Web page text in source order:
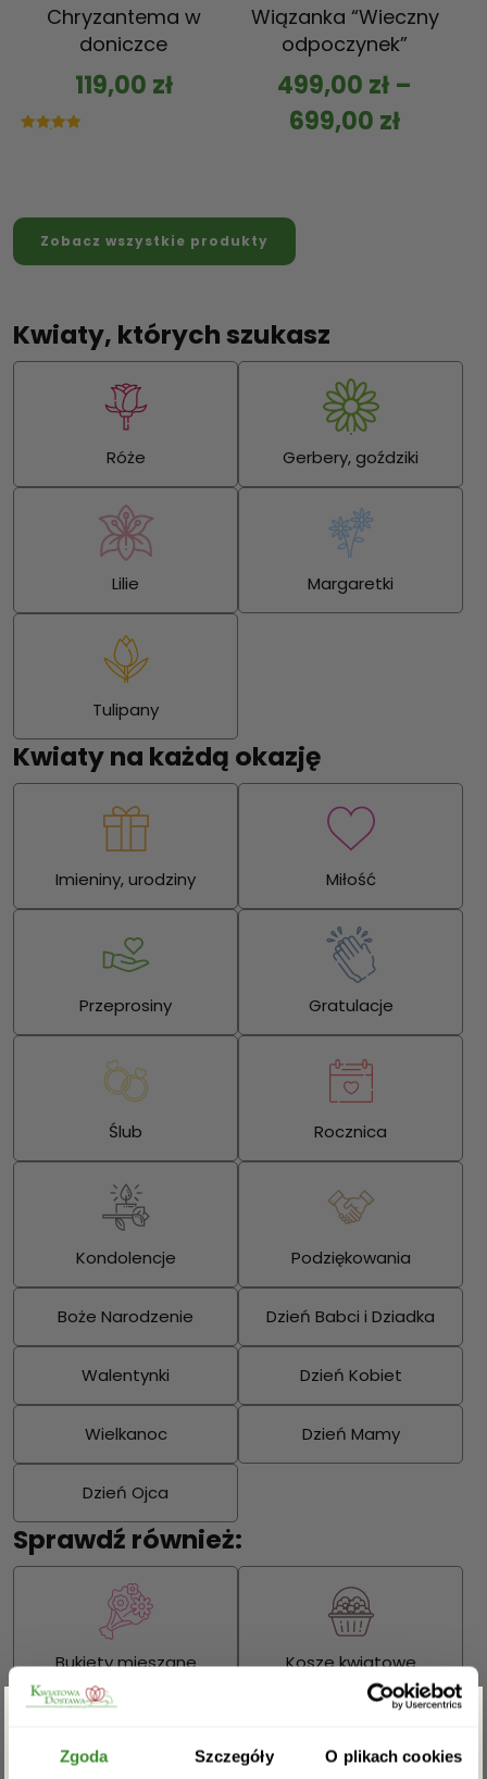
Zgoda Szczegóły O plikach cookies
Chryzantema w
doniczce
119,00 zł
Wiązanka “Wieczny
odpoczynek”
499,00 zł –
699,00 zł
Zobacz wszystkie produkty
Kwiaty, których szukasz
Róże Gerbery, goździki
Lilie Margaretki
Tulipany
Kwiaty na każdą okazję
Imieniny, urodziny Miłość
Przeprosiny Gratulacje
Ślub Rocznica
Kondolencje Podziękowania
Boże Narodzenie Dzień Babci i Dziadka
Walentynki Dzień Kobiet
Wielkanoc Dzień Mamy
Dzień Ojca
Sprawdź również:
Bukiety mieszane Kosze kwiatowe
Zgarnij rabat -5%